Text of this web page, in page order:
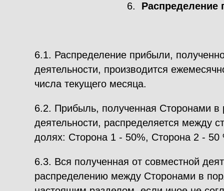
6. Распределение
6.1. Распределение прибыли,
деятельности, производится
числа текущего месяца.
6.2. Прибыль, полученная Сторонами в
деятельности, распределяется между
долях: Сторона 1 - 50%, Сторона 2 - 50
6.3. Вся полученная от совместной
распределению между Сторонами в